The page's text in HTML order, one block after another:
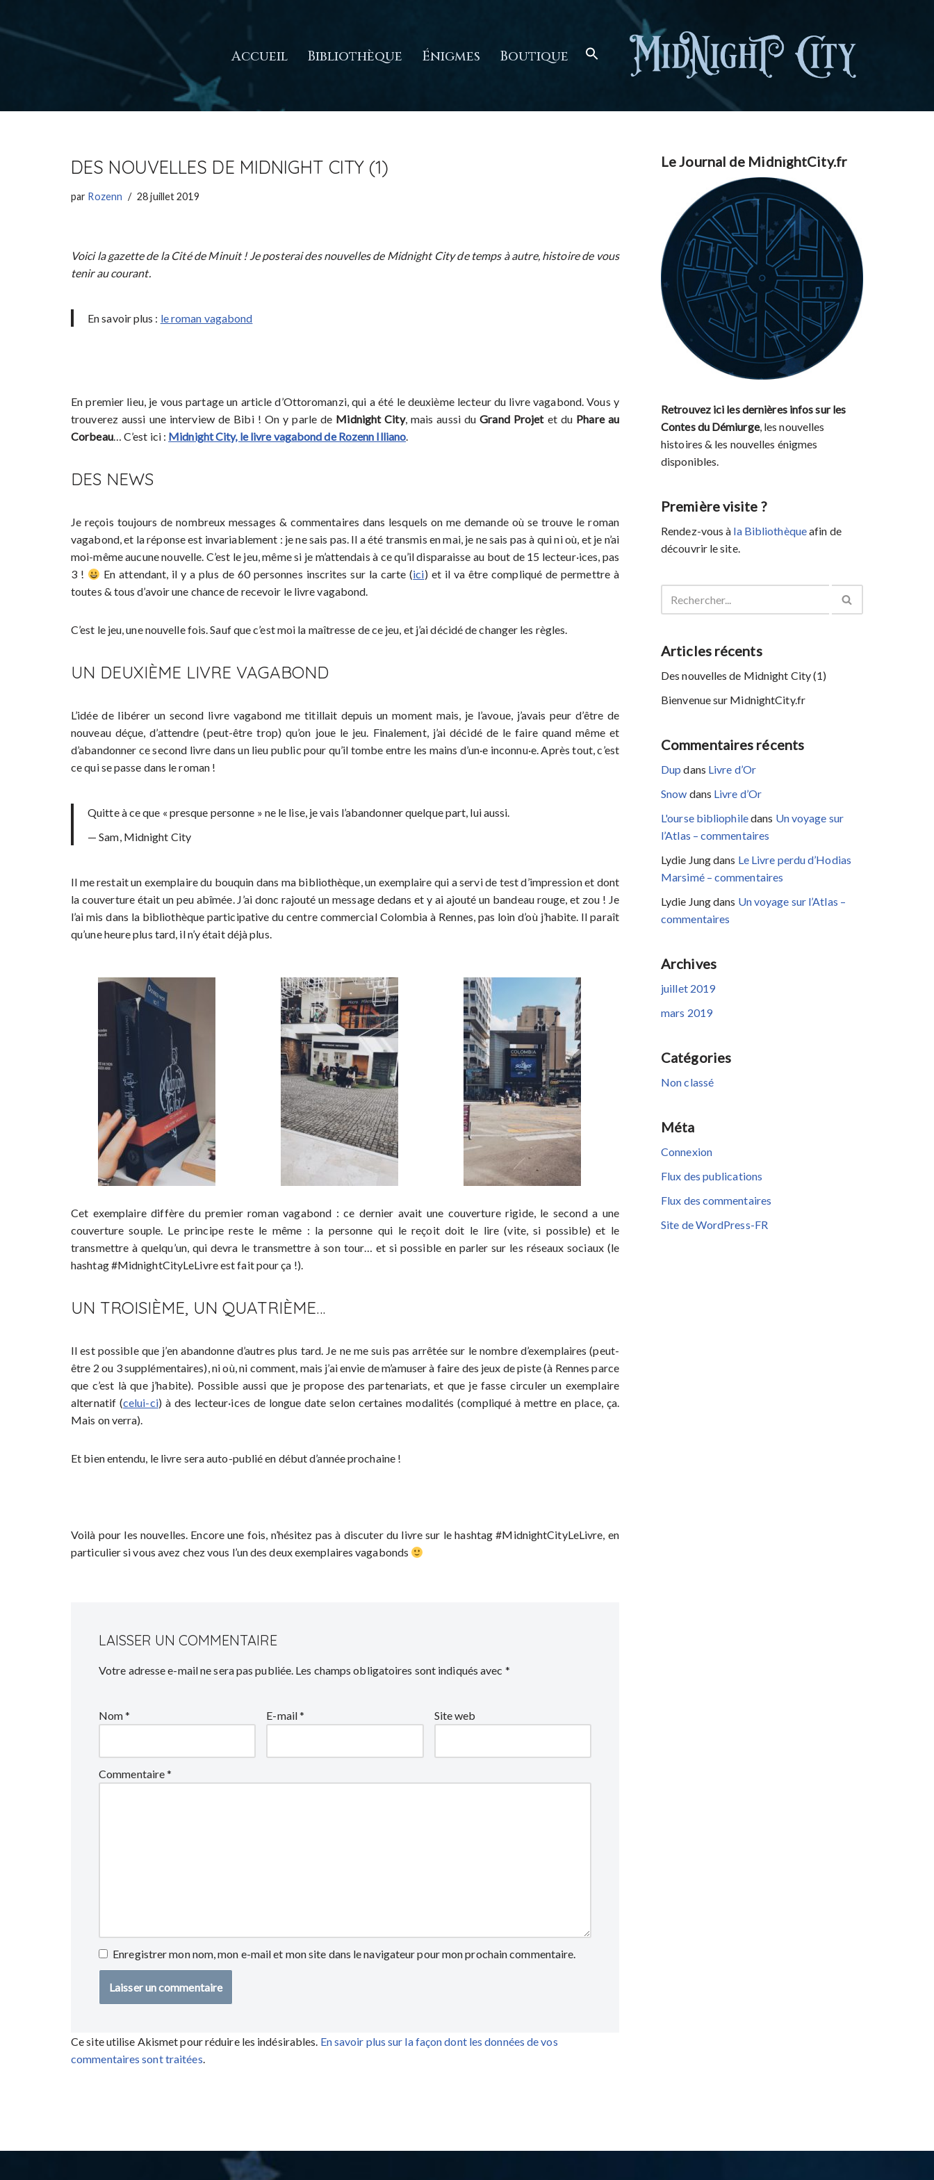
Aller
Accueil Bibliothèque Énigmes Boutique
DES NOUVELLES DE MIDNIGHT CITY (1)
par Rozenn 28 juillet 2019
Voici la gazette de la Cité de Minuit ! Je posterai des nouvelles de Midnight City de temps à autre, histoire de vous
tenir au courant.
En savoir plus : le roman vagabond
En premier lieu, je vous partage un article d’Ottoromanzi, qui a été le deuxième lecteur du livre vagabond. Vous y
trouverez aussi une interview de Bibi ! On y parle de Midnight City, mais aussi duGrand Projetet du Phare au
Corbeau… C’est ici : Midnight City, le livre vagabond de Rozenn Illiano.
DES NEWS
Je reçois toujours de nombreux messages & commentaires dans lesquels on me demande où se trouve le roman
vagabond, et la réponse est invariablement : je ne sais pas. Il a été transmis en mai, je ne sais pas à qui ni où, et je n’ai
moi-même aucune nouvelle. C’est le jeu, même si je m’attendais à ce qu’il disparaisse au bout de 15 lecteur·ices, pas
3 !
En attendant, il y a plus de 60 personnes inscrites sur la carte (ici) et il va être compliqué de permettre à
toutes & tous d’avoir une chance de recevoir le livre vagabond.
C’est le jeu, une nouvelle fois. Sauf que c’est moi la maîtresse de ce jeu, et j’ai décidé de changer les règles.
UN DEUXIÈME LIVRE VAGABOND
L’idée de libérer un second livre vagabond me titillait depuis un moment mais, je l’avoue, j’avais peur d’être de
nouveau déçue, d’attendre (peut-être trop) qu’on joue le jeu. Finalement, j’ai décidé de le faire quand même et
d’abandonner ce second livre dans un lieu public pour qu’il tombe entre les mains d’un·e inconnu·e. Après tout, c’est
ce qui se passe dans le roman !
Quitte à ce que « presque personne » ne le lise, je vais l’abandonner quelque part, lui aussi.
— Sam, Midnight City
Il me restait un exemplaire du bouquin dans ma bibliothèque, un exemplaire qui a servi de test d’impression et dont
la couverture était un peu abîmée. J’ai donc rajouté un message dedans et y ai ajouté un bandeau rouge, et zou ! Je
l’ai mis dans la bibliothèque participative du centre commercial Colombia à Rennes, pas loin d’où j’habite. Il paraît
qu’une heure plus tard, il n’y était déjà plus.
Cet exemplaire diffère du premier roman vagabond : ce dernier avait une couverture rigide, le second a une
couverture souple. Le principe reste le même : la personne qui le reçoit doit le lire (vite, si possible) et le
transmettre à quelqu’un, qui devra le transmettre à son tour… et si possible en parler sur les réseaux sociaux (le
hashtag #MidnightCityLeLivre est fait pour ça !).
UN TROISIÈME, UN QUATRIÈME…
Il est possible que j’en abandonne d’autres plus tard. Je ne me suis pas arrêtée sur le nombre d’exemplaires (peut-
être 2 ou 3 supplémentaires), ni où, ni comment, mais j’ai envie de m’amuser à faire des jeux de piste (à Rennes parce
que c’est là que j’habite). Possible aussi que je propose des partenariats, et que je fasse circuler un exemplaire
alternatif (celui-ci) à des lecteur·ices de longue date selon certaines modalités (compliqué à mettre en place, ça.
Mais on verra).
Et bien entendu, le livre sera auto-publié en début d’année prochaine !
Voilà pour les nouvelles. Encore une fois, n’hésitez pas à discuter du livre sur le hashtag #MidnightCityLeLivre, en
particulier si vous avez chez vous l’un des deux exemplaires vagabonds
LAISSER UN COMMENTAIRE
Votre adresse e-mail ne sera pas publiée. Les champs obligatoires sont indiqués avec *
Nom* E-mail* Site web
Commentaire*
Enregistrer mon nom, mon e-mail et mon site dans le navigateur pour mon prochain commentaire.
Ce site utilise Akismet pour réduire les indésirables. En savoir plus sur la façon dont les données de vos
commentaires sont traitées.
Le Journal de MidnightCity.fr
Retrouvez ici les dernières infos sur les
Contes du Démiurge, les nouvelles
histoires & les nouvelles énigmes
disponibles.
Première visite ?
Rendez-vous à la Bibliothèqueafin de
découvrir le site.
Articles récents
Des nouvelles de Midnight City (1)
Bienvenue sur MidnightCity.fr
Commentaires récents
Dup dans Livre d’Or
Snow dans Livre d’Or
L'ourse bibliophiledans Un voyage sur
l’Atlas – commentaires
Lydie Jungdans Le Livre perdu d’Hodias
Marsimé – commentaires
Lydie Jungdans Un voyage sur l’Atlas –
commentaires
Archives
juillet 2019
mars 2019
Catégories
Non classé
Méta
Connexion
Flux des publications
Flux des commentaires
Site de WordPress-FR